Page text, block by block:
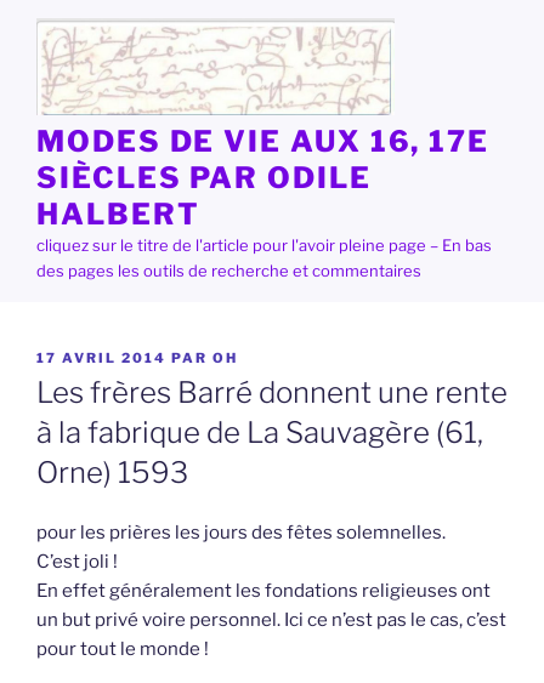
contenu
principal
MODES DE VIE AUX 16, 17E
SIÈCLES PAR ODILE
HALBERT
cliquez sur le titre de l'article pour l'avoir pleine page – En bas
des pages les outils de recherche et commentaires
PUBLIÉ
LE
17 AVRIL 2014 PAR OH
Les frères Barré donnent une rente
à la fabrique de La Sauvagère (61,
Orne) 1593
pour les prières les jours des fêtes solemnelles.
C’est joli !
En effet généralement les fondations religieuses ont
un but privé voire personnel. Ici ce n’est pas le cas, c’est
pour tout le monde !